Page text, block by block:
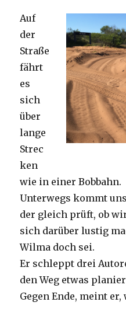
Auf
der
Straße
fährt
es
sich
über
lange
Strec
ken
wie in einer Bobbahn.
Unterwegs kommt
der gleich prüft, ob
sich darüber lustig
Wilma doch sei.
Er schleppt drei
den Weg etwas
Gegen Ende, meint er,